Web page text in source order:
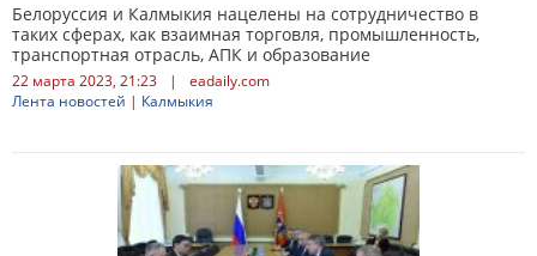
Белоруссия и Калмыкия нацелены на сотрудничество в
таких сферах, как взаимная торговля, промышленность,
транспортная отрасль, АПК и образование
22 марта 2023, 21:23 |
eadaily.com
Лента новостей | Калмыкия